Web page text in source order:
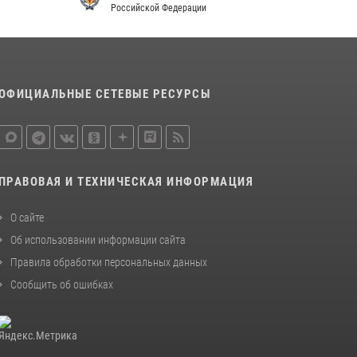
законодательства (видео)
30 июля 2026, 08:00 1
злоумышленников, напавших на бригаду
14 июля 2026, 12:20 1
конференция по обобщению боевого опыта
Российской Федерации
СЕТЕВЫЕ РЕСУРСЫ
ПРАВОВАЯ И ТЕХНИЧЕСКАЯ ИНФОРМАЦИЯ
О сайте
Об использовании информации сайта
Правила обработки персональных данных
Сообщить об ошибках